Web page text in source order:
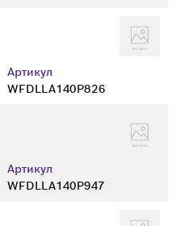
Артикул
WFDLLA140P826
Артикул
WFDLLA140P947